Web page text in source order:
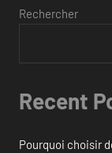
Rechercher
Recent
Pourquoi choisir